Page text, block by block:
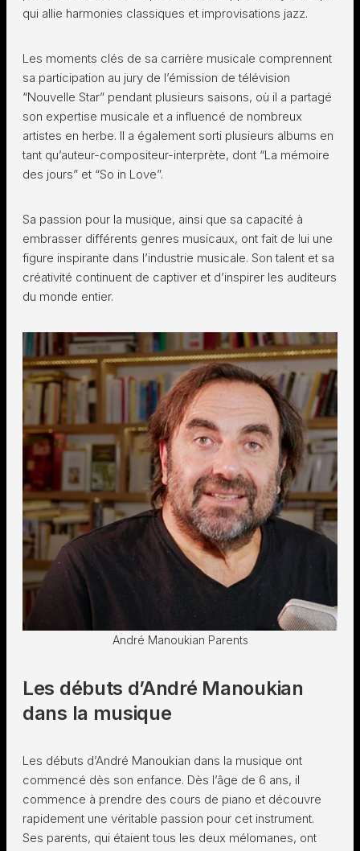
qui allie harmonies classiques et improvisations jazz.
Les moments clés de sa carrière musicale comprennent
sa participation au jury de l’émission de télévision
“Nouvelle Star” pendant plusieurs saisons, où il a partagé
son expertise musicale et a influencé de nombreux
artistes en herbe. Il a également sorti plusieurs albums en
tant qu’auteur-compositeur-interprète, dont “La mémoire
des jours” et “So in Love”.
Sa passion pour la musique, ainsi que sa capacité à
embrasser différents genres musicaux, ont fait de lui une
figure inspirante dans l’industrie musicale. Son talent et sa
créativité continuent de captiver et d’inspirer les auditeurs
du monde entier.
André Manoukian Parents
Les débuts d’André Manoukian
dans la musique
Les débuts d’André Manoukian dans la musique ont
commencé dès son enfance. Dès l’âge de 6 ans, il
commence à prendre des cours de piano et découvre
rapidement une véritable passion pour cet instrument.
Ses parents, qui étaient tous les deux mélomanes, ont